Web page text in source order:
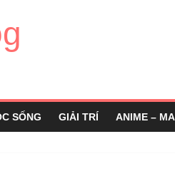
SỐNG GIẢI TRÍ ANIME –